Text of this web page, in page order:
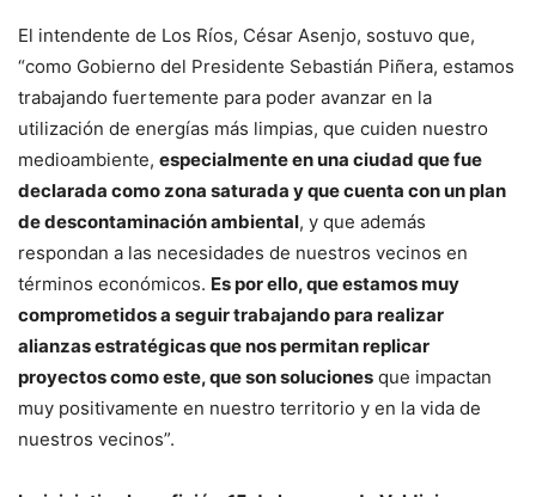
El intendente de Los Ríos, César Asenjo, sostuvo que,
“como Gobierno del Presidente Sebastián Piñera, estamos
trabajando fuertemente para poder avanzar en la
utilización de energías más limpias, que cuiden nuestro
medioambiente, especialmente en una ciudad que fue
declarada como zona saturada y que cuenta con un plan
de descontaminación ambiental, y que además
respondan a las necesidades de nuestros vecinos en
términos económicos. Es por ello, que estamos muy
comprometidos a seguir trabajando para realizar
alianzas estratégicas que nos permitan replicar
proyectos como este, que son soluciones que impactan
muy positivamente en nuestro territorio y en la vida de
nuestros vecinos”.